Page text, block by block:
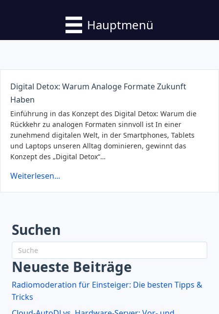
Hauptmenü
Digital Detox: Warum Analoge Formate Zukunft
Haben
Einführung in das Konzept des Digital Detox: Warum die
Rückkehr zu analogen Formaten sinnvoll ist In einer
zunehmend digitalen Welt, in der Smartphones, Tablets
und Laptops unseren Alltag dominieren, gewinnt das
Konzept des „Digital Detox“…
Weiterlesen...
Suchen
Neueste Beiträge
Radiomoderation für Einsteiger: Die besten Tipps &
Tricks